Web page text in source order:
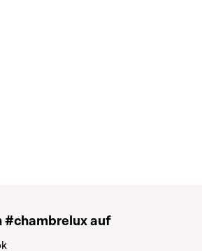
#chambrelux auf